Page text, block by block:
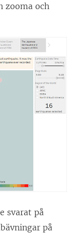
zooma och
svarat på
på